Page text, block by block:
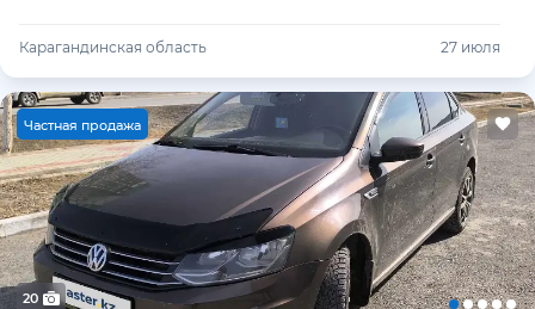
Карагандинская область 27 июля
Частная продажа
20